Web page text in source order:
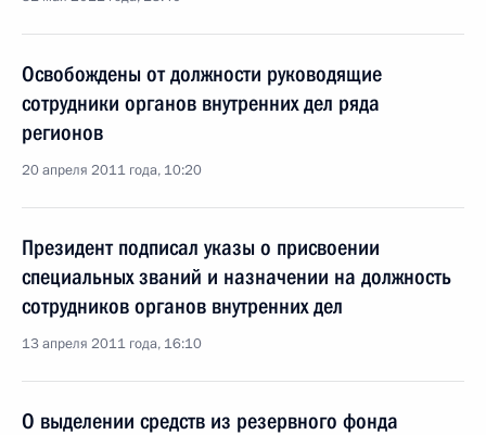
Освобождены от должности руководящие
сотрудники органов внутренних дел ряда
регионов
20 апреля 2011 года, 10:20
Президент подписал указы о присвоении
специальных званий и назначении на должность
сотрудников органов внутренних дел
13 апреля 2011 года, 16:10
О выделении средств из резервного фонда